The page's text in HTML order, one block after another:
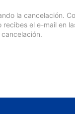
la cancelación.
el e-mail en